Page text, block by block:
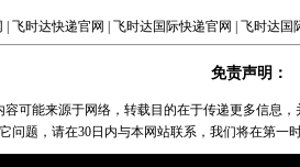
飞时达快递官网 飞时达国际快递官网 飞时达国
免责声明：
可能来源于网络，转载目的在于传递更多信息
问题，请在30日内与本网站联系，我们将在第一